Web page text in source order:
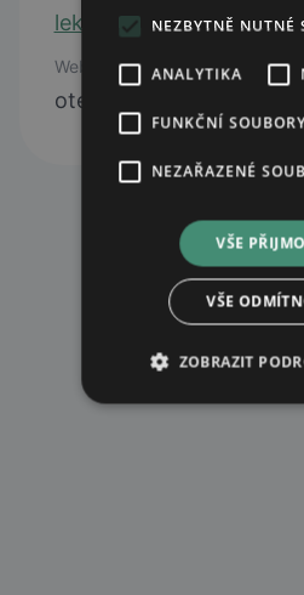
lekarna@ftn.cz
Web
otevřít web
NEZBYTNĚ NUTNÉ
ANALYTIKA
FUNKČNÍ
NEZAŘAZENÉ
VŠE
VŠE
ZOBRAZIT